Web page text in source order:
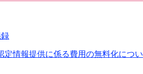
定情報提供に係る費用の無料化につい